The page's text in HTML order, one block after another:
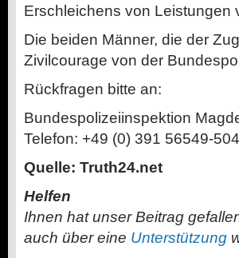
Erschleichens von Leistungen
Die beiden Männer, die der
Zivilcourage von der
Rückfragen bitte an:
Bundespolizeiinspektion
Telefon: +49 (0) 391 56549-504
Quelle: Truth24.net
Helfen
Ihnen hat unser Beitrag
auch über eine Unterstützung